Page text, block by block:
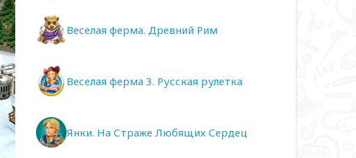
Веселая ферма. Древний Рим
Веселая ферма 3. Русская рулетка
Янки. На Страже Любящих Сердец